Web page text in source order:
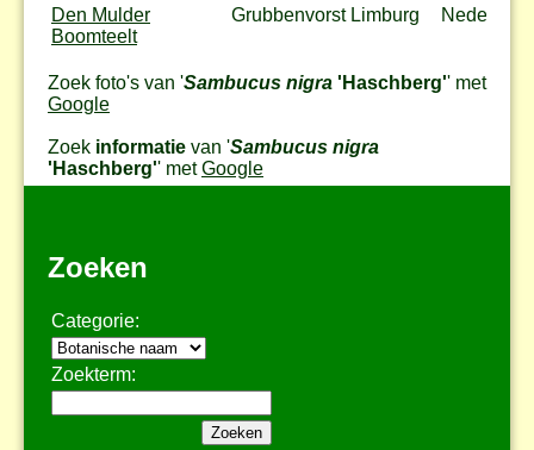
Den Mulder
Boomteelt
Grubbenvorst Limburg Nederland
Zoek foto's van 'Sambucus nigra 'Haschberg'' met
Google
Zoek informatie van 'Sambucus nigra
'Haschberg'' metGoogle
Zoeken
Categorie:
Zoekterm: